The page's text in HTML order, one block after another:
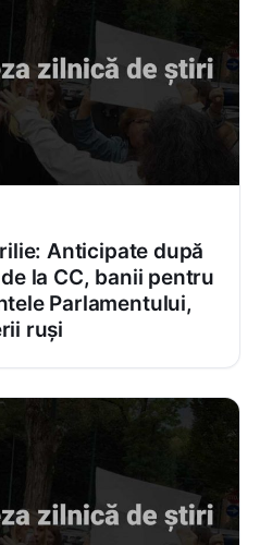
Anticipate după
la CC, banii pentru
Parlamentului,
ruși